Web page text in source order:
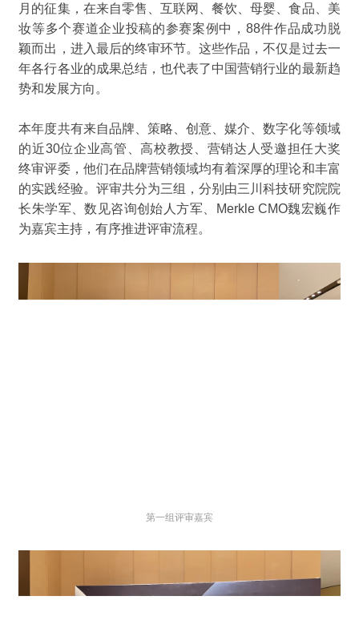
月的征集， 在来自零售 互联网
、餐饮、母婴、食品、美
妆等多个赛道企业投稿的参赛案例中 ， 88件作品成功脱
颖而出，进入最后的终审环节。这些作品，不仅是过去一
年各行各业的成果总结，也代表了中国营销行业的最新趋
势和发展方向 。
本年度共有来自品牌、策略、创意、媒介、数字化等领域
的近30位企业高管、高校教授、营销达人 受邀担任大奖
终审评委， 他们在品牌营销领域均有着深厚的理论和丰富
的实践经验。评审共分为三组，分别由三川科技研究院院
长朱学军、数见咨询创始人方军、
Merkle CMO魏宏巍作
为嘉宾主持，有序推进评审流程。
第一组评审嘉宾